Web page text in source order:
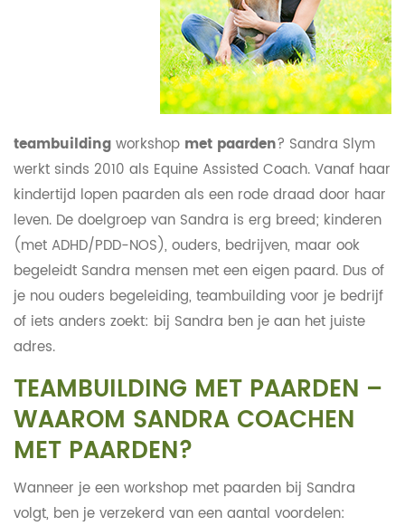
teambuildingworkshopmet paarden? Sandra Slym
werkt sinds 2010 als Equine Assisted Coach. Vanaf haar
kindertijd lopen paarden als een rode draad door haar
leven. De doelgroep van Sandra is erg breed; kinderen
(met ADHD/PDD-NOS), ouders, bedrijven, maar ook
begeleidt Sandra mensen met een eigen paard. Dus of
je nou ouders begeleiding, teambuilding voor je bedrijf
of iets anders zoekt: bij Sandra ben je aan het juiste
adres.
TEAMBUILDING MET PAARDEN –
WAAROM SANDRA COACHEN
MET PAARDEN?
Wanneer je een workshop met paarden bij Sandra
volgt, ben je verzekerd van een aantal voordelen: